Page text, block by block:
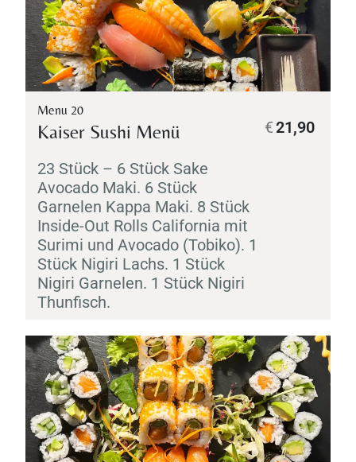
Menu 20
Kaiser Sushi Menü
23 Stück – 6 Stück Sake
Avocado Maki. 6 Stück
Garnelen Kappa Maki. 8 Stück
Inside-Out Rolls California mit
Surimi und Avocado (Tobiko). 1
Stück Nigiri Lachs. 1 Stück
Nigiri Garnelen. 1 Stück Nigiri
Thunfisch.
21,90
€